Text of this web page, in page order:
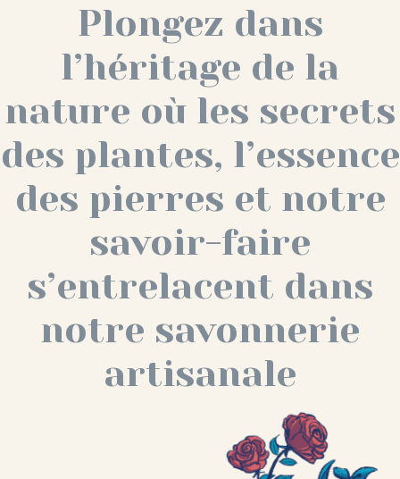
Plongez dans
l’héritage de la
nature où les secrets
des plantes, l’essence
des pierres et notre
savoir-faire
s’entrelacent dans
notre savonnerie
artisanale